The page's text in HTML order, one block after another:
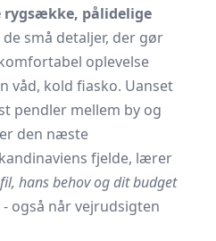
pålidelige
de små detaljer, der gør
oplevelse
våd, kold fiasko. Uanset
pendler mellem by og
den næste
fjelde, lærer
hans behov og dit budget
også når vejrudsigten